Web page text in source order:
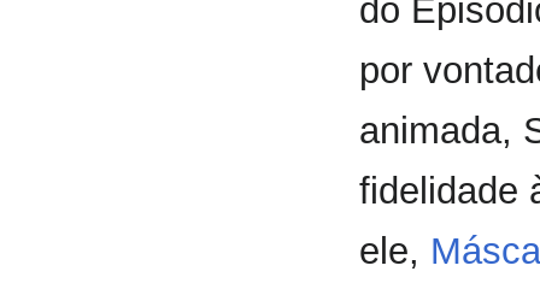
do
por
animada,
fidelidade
ele,